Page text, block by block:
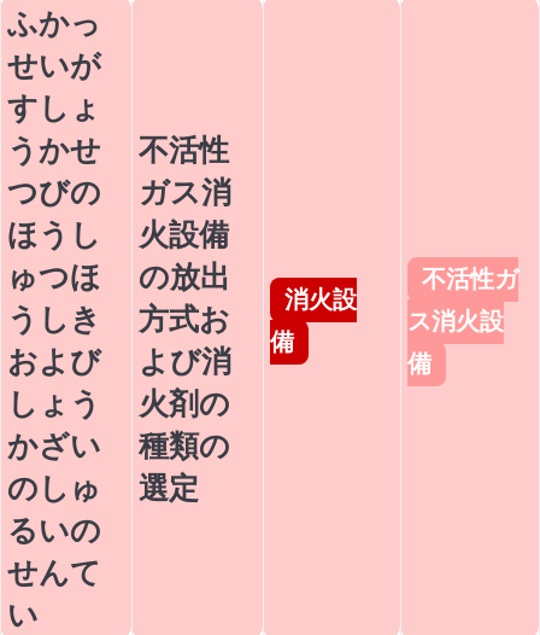
ふかっ
せいが
すしょ
うかせ
つびの
ほうし
ゅつほ
うしき
および
しょう
かざい
のしゅ
るいの
せんて
い
不活性
ガス消
火設備
の放出
方式お
よび消
火剤の
種類の
選定
消火設
備
不活性ガ
ス消火設
備